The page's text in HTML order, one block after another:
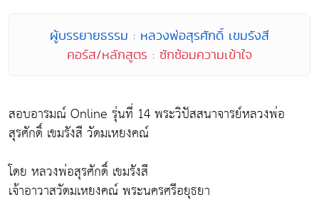
ผู้บรรยายธรรม : หลวงพ่อสุรศักดิ์ เขมรังสี
คอร์ส/หลักสูตร : ซักซ้อมความเข้าใจ
สอบอารมณ์ Online รุ่นที่ 14 พระวิปัสสนาจารย์หลวงพ่อ
สุรศักดิ์ เขมรังสี วัดมเหยงคณ์
โดย หลวงพ่อสุรศักดิ์ เขมรังสี
เจ้าอาวาสวัดมเหยงคณ์ พระนครศรีอยุธยา